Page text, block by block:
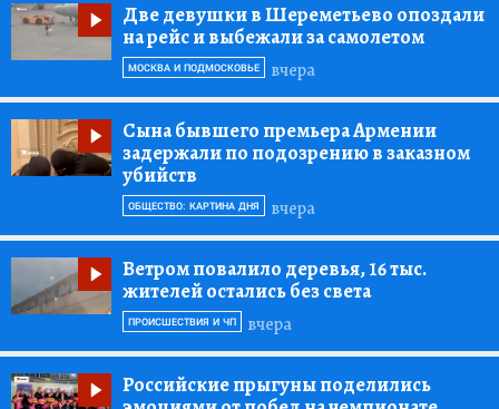
Две девушки в Шереметьево опоздали
на рейс и выбежали за самолетом
вчера
МОСКВА И ПОДМОСКОВЬЕ
Сына бывшего премьера Армении
задержали по подозрению в заказном
убийств
вчера
ОБЩЕСТВО: КАРТИНА ДНЯ
Ветром повалило деревья, 16 тыс.
жителей остались без света
вчера
ПРОИСШЕСТВИЯ И ЧП
Российские прыгуны поделились